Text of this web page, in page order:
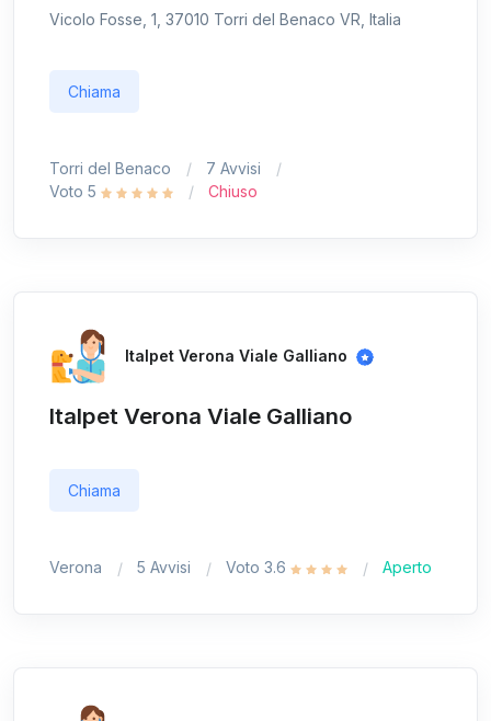
Vicolo Fosse, 1, 37010 Torri del Benaco VR, Italia
Chiama
Torri del Benaco
7 Avvisi
Voto 5
Chiuso
Italpet Verona Viale Galliano
Italpet Verona Viale Galliano
Chiama
Verona 5 Avvisi Voto 3.6 Aperto